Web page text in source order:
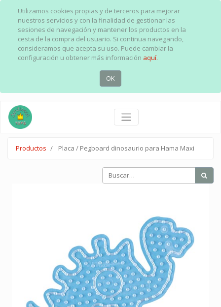
Utilizamos cookies propias y de terceros para mejorar
nuestros servicios y con la finalidad de gestionar las
sesiones de navegación y mantener los productos en la
cesta de la compra del usuario. Si continua navegando,
consideramos que acepta su uso. Puede cambiar la
configuración u obtener más información aquí.
OK
Productos Placa / Pegboard dinosaurio para Hama Maxi